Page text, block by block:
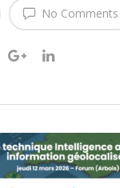
No Comments